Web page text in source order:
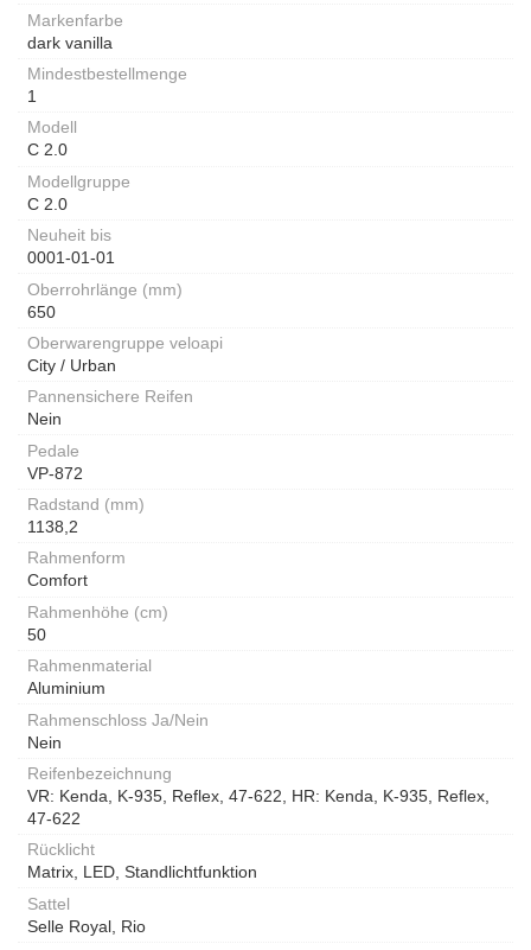
Markenfarbe
dark vanilla
Mindestbestellmenge
1
Modell
C 2.0
Modellgruppe
C 2.0
Neuheit bis
0001-01-01
Oberrohrlänge (mm)
650
Oberwarengruppe veloapi
City / Urban
Pannensichere Reifen
Nein
Pedale
VP-872
Radstand (mm)
1138,2
Rahmenform
Comfort
Rahmenhöhe (cm)
50
Rahmenmaterial
Aluminium
Rahmenschloss Ja/Nein
Nein
Reifenbezeichnung
VR: Kenda, K-935, Reflex, 47-622, HR: Kenda, K-935, Reflex,
47-622
Rücklicht
Matrix, LED, Standlichtfunktion
Sattel
Selle Royal, Rio